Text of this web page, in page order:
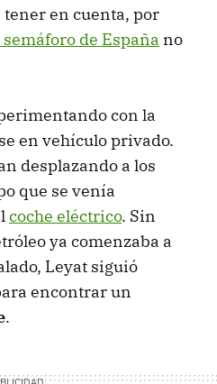
en cuenta, por
de España no
con la
en vehículo privado.
desplazando a los
que se venía
coche eléctrico. Sin
ya comenzaba a
Leyat siguió
encontrar un
.